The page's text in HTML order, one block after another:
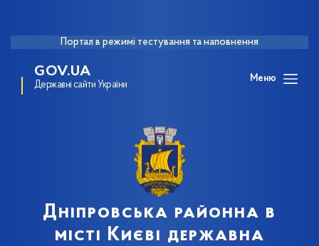
Портал в режимі тестування та наповнення
GOV.UA
Державні сайти України
Меню
Дніпровська районна в
місті Києві державна